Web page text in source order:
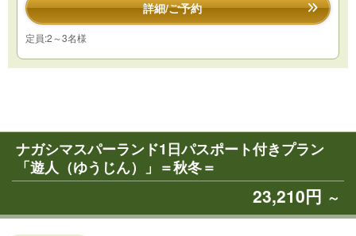
詳細/ご予約
定員:2～3名様
ナガシマスパーランド1日パスポート付きプラン
「遊人（ゆうじん）」＝秋冬＝
23,210円 ～